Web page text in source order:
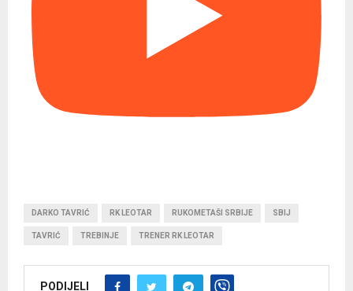
DARKO TAVRIĆ RK LEOTAR RUKOMETAŠI SRBIJE SBIJ
TAVRIĆ TREBINJE TRENER RK LEOTAR
PODIJELI